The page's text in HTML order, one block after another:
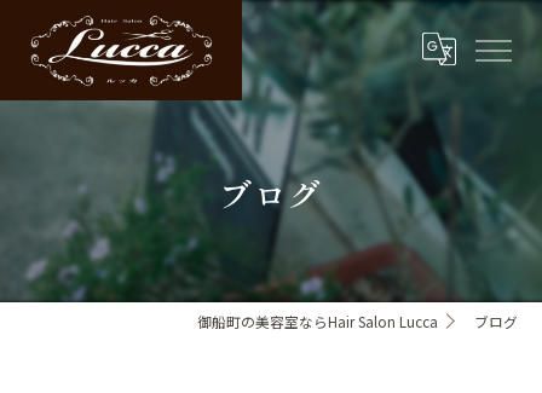
ブログ
御船町の美容室ならHair Salon Lucca ブログ